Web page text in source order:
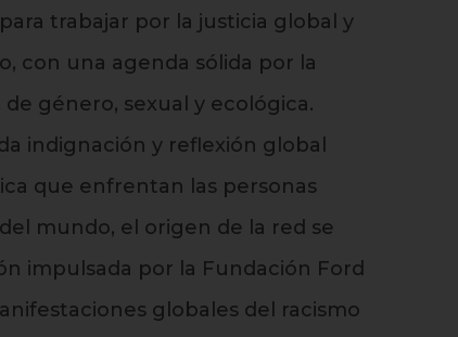
trabajar por la justicia global y
con una agenda sólida por la
de género, sexual y ecológica.
indignación y reflexión global
que enfrentan las personas
mundo, el origen de la red se
impulsada por la Fundación Ford
globales del racismo